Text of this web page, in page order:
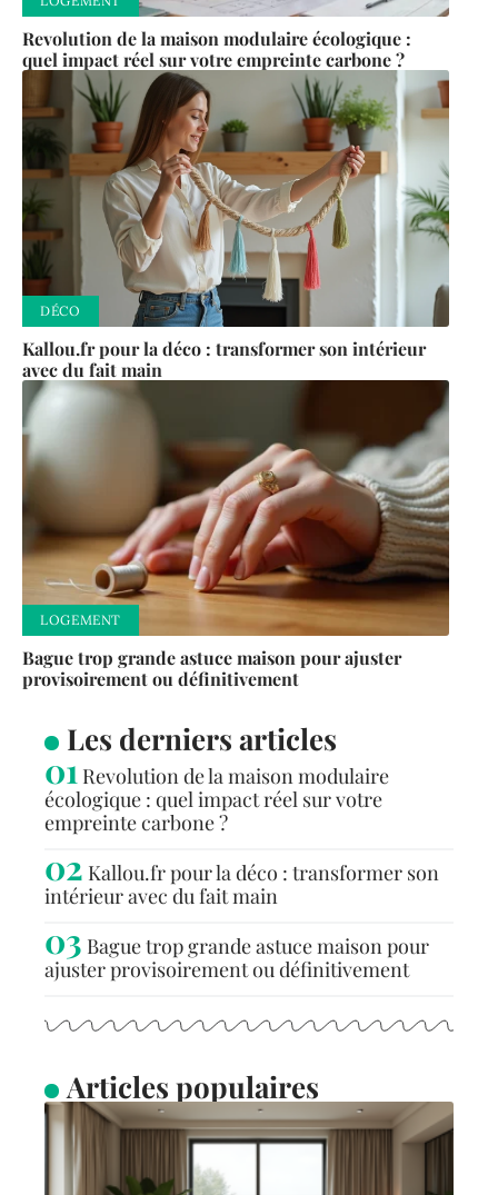
Revolution de la maison modulaire écologique :
quel impact réel sur votre empreinte carbone ?
DÉCO
Kallou.fr pour la déco : transformer son intérieur
avec du fait main
LOGEMENT
Bague trop grande astuce maison pour ajuster
provisoirement ou définitivement
Les derniers articles
Revolution de la maison modulaire
écologique : quel impact réel sur votre
empreinte carbone ?
Kallou.fr pour la déco : transformer son
intérieur avec du fait main
Bague trop grande astuce maison pour
ajuster provisoirement ou définitivement
Articles populaires